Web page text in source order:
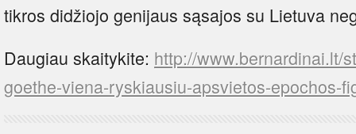
tikros didžiojo genijaus sąsajos su Lietuva
Daugiau skaitykite: http://www.bernardinai.lt/
goethe-viena-ryskiausiu-apsvietos-epochos-